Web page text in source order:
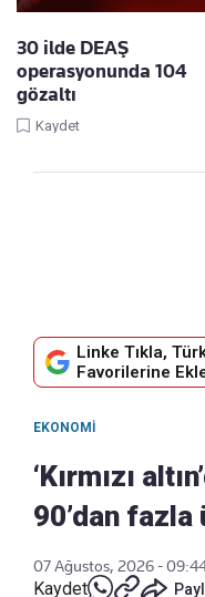
30 ilde DEAŞ
operasyonunda 104
gözaltı
Kaydet
Linke Tıkla,
Favorilerine
EKONOMI
‘Kırmızı
90’dan
07 Ağustos, 2026 -
Kaydet